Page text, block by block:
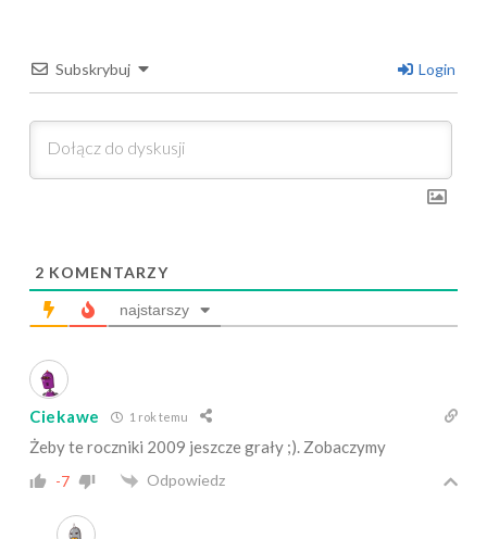
Subskrybuj Login
2 KOMENTARZY
najstarszy
Ciekawe 1 rok temu
Żeby te roczniki 2009 jeszcze grały ;). Zobaczymy
-7 Odpowiedz